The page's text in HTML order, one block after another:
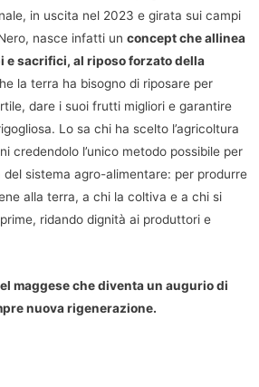
in uscita nel 2023 e girata sui campi
nasce infatti un concept che allinea
e sacrifici, al riposo forzato della
la terra ha bisogno di riposare per
dare i suoi frutti migliori e garantire
Lo sa chi ha scelto l’agricoltura
credendolo l’unico metodo possibile per
sistema agro-alimentare: per produrre
alla terra, a chi la coltiva e a chi si
ridando dignità ai produttori e
maggese che diventa un augurio di
nuova rigenerazione.